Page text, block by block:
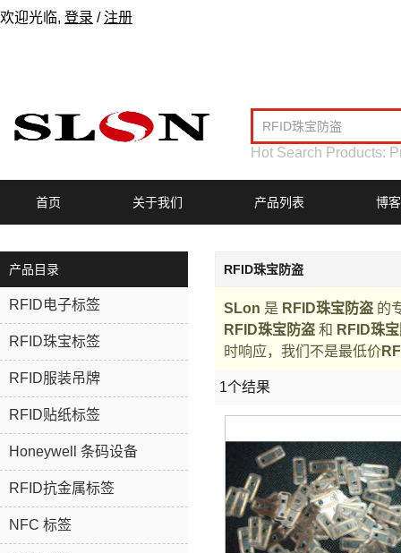
欢迎光临, 登录 / 注册
Hot Search Products:
首页 关于我们 产品列表 博客
产品目录
RFID电子标签
RFID珠宝标签
RFID服装吊牌
RFID贴纸标签
Honeywell 条码设备
RFID抗金属标签
NFC 标签
RFID珠宝防盗
SLon 是 RFID珠宝防盗 的
RFID珠宝防盗 和 RFID珠
时响应，我们不是最低价
1个结果